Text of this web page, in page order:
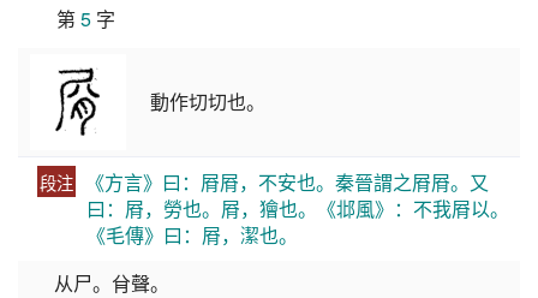
第 5 字
動作切切也。
段注
《方言》曰：㞕㞕，不安也。秦晉謂之㞕㞕。又
曰：㞕，勞也。㞕，獪也。《邶風》：不我㞕以。
《毛傳》曰：㞕，潔也。
从尸。䏌聲。